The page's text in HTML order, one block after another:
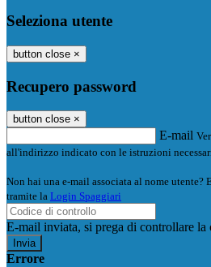
Seleziona utente
button close ×
Recupero password
button close ×
E-mail
all'indirizzo indicato con le istruzioni
Non hai una e-mail associata al nome utente?
tramite la Login Spaggiari
E-mail inviata, si prega di controllare la
Errore